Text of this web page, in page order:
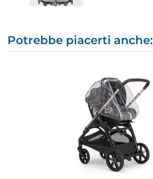
Potrebbe piacerti anche: